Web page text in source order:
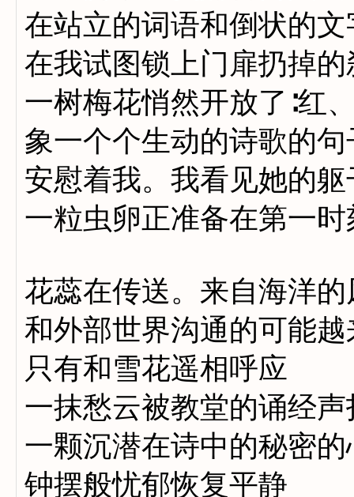
在站立的词语和倒状的文
在我试图锁上门扉扔掉的
一树梅花悄然开放了∶红
象一个个生动的诗歌的
安慰着我。我看见她的躯
一粒虫卵正准备在第一
花蕊在传送。来自海洋
和外部世界沟通的可能越
只有和雪花遥相呼应
一抹愁云被教堂的诵经声
一颗沉潜在诗中的秘密的
钟摆般忧郁恢复平静